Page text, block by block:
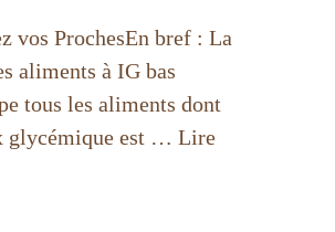
vos ProchesEn bref : La
aliments à IG bas
tous les aliments dont
glycémique est … Lire